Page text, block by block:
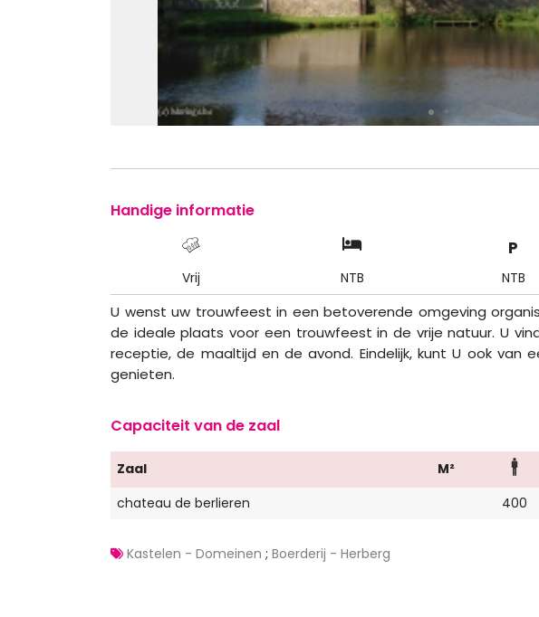
Handige informatie
Vrij NTB
P
NTB
U wenst uw trouwfeest in een betoverende omgeving
de ideale plaats voor een trouwfeest in de vrije natuur. U
receptie, de maaltijd en de avond. Eindelijk, kunt U ook van
genieten.
Capaciteit van de zaal
Zaal
M²
chateau de berlieren
400
Kastelen - Domeinen ; Boerderij - Herberg